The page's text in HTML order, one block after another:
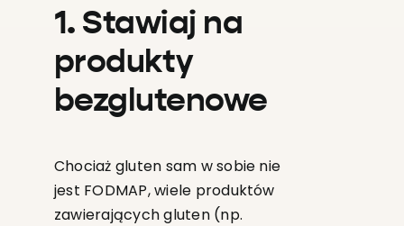
1. Stawiaj na
produkty
bezglutenowe
Chociaż gluten sam w sobie nie
jest FODMAP, wiele produktów
zawierających gluten (np.